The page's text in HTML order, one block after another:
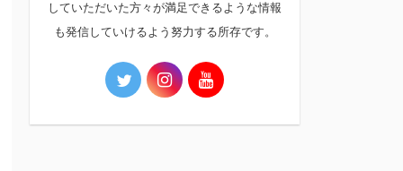
していただいた方々が満足できるような情報
も発信していけるよう努力する所存です。